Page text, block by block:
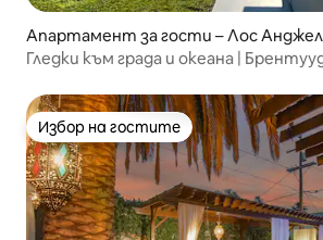
Апартамент за гости – Лос
Гледки към града и океана |
Избор на гостите
Избор на гостите